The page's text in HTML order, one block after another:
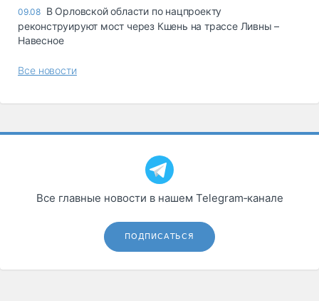
09.08 В Орловской области по нацпроекту
реконструируют мост через Кшень на трассе Ливны –
Навесное
Все новости
Все главные новости в нашем Telegram‑канале
ПОДПИСАТЬСЯ